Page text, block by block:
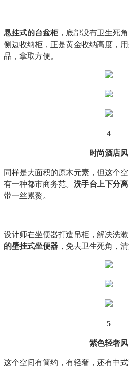
悬挂式的台盆柜，底部没有卫生死
侧边收纳柜，正是黄金收纳高度，
品，拿取方便。
4
时尚酒店风
同样是大面积的原木元素，但这个
有一种都市商务范。 洗手台上下分离
带一丝累赘。
设计师在坐便器打造吊柜，解决洗漱
的壁挂式坐便器 ，免去卫生死角，清
5
紫色轻奢风
这个空间有简约，有轻奢，还有中